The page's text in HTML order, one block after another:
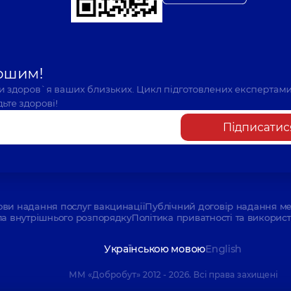
здоров`я ваших близьких. Цикл підготовлених
здорові!
надання послуг вакцинаціїПублічний договір надання
внутрішнього розпорядкуПолітика приватності та
Українською мовоюEnglish
ММ «Добробут» 2012 - 2026. Всі права захищені